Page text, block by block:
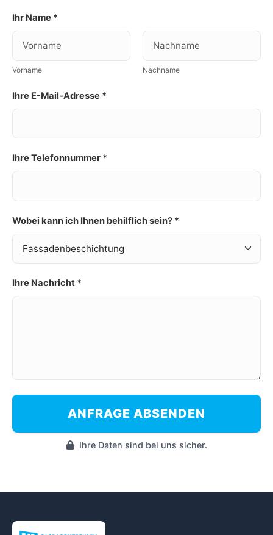
Ihr Name *
Vorname Nachname
Ihre E-Mail-Adresse *
Ihre Telefonnummer *
Wobei kann ich Ihnen behilflich sein? *
Ihre Nachricht *
ANFRAGE ABSENDEN
Ihre Daten sind bei uns sicher.